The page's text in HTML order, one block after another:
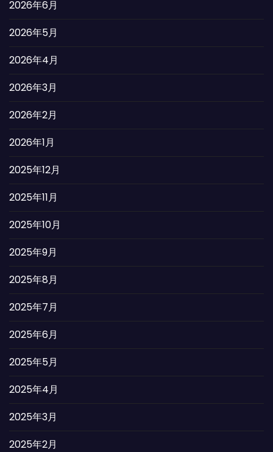
2026年6月
2026年5月
2026年4月
2026年3月
2026年2月
2026年1月
2025年12月
2025年11月
2025年10月
2025年9月
2025年8月
2025年7月
2025年6月
2025年5月
2025年4月
2025年3月
2025年2月